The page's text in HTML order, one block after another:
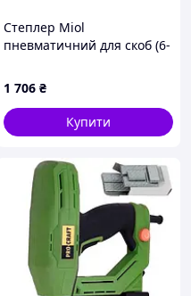
Степлер Miol
пневматичний для скоб (6-
1 706 ₴
Купити